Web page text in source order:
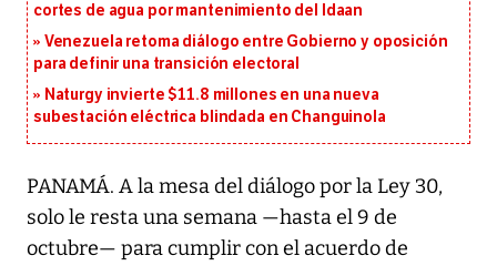
cortes de agua por mantenimiento del Idaan
Venezuela retoma diálogo entre Gobierno y oposición
para definir una transición electoral
Naturgy invierte $11.8 millones en una nueva
subestación eléctrica blindada en Changuinola
PANAMÁ. A la mesa del diálogo por la Ley 30,
solo le resta una semana —hasta el 9 de
octubre— para cumplir con el acuerdo de